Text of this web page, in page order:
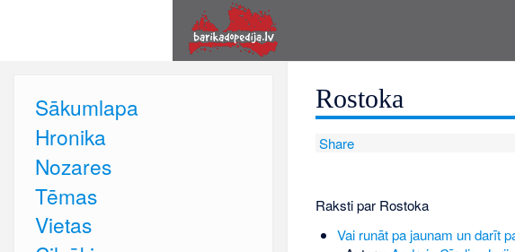
Rostoka
Share
Raksti par Rostoka
Vai runāt pa jaunam un darīt
Sākumlapa
Hronika
Nozares
Tēmas
Vietas